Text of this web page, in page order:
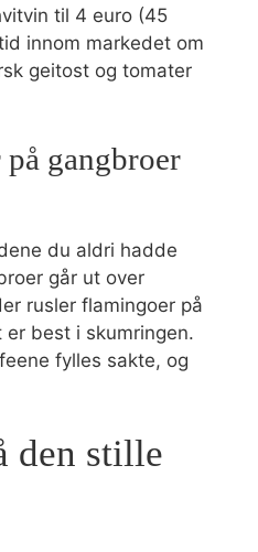
til 4 euro (45
innom markedet om
geitost og tomater
gangbroer
du aldri hadde
går ut over
rusler flamingoer på
best i skumringen.
fylles sakte, og
den stille